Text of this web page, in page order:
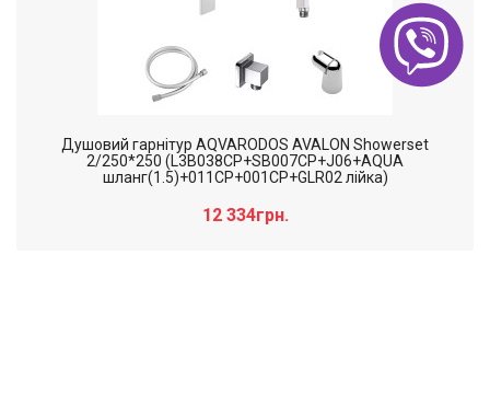
Душовий гарнітур AQVARODOS AVALON Showerset
2/250*250 (L3B038CP+SB007CP+J06+AQUA
шланг(1.5)+011CP+001CP+GLR02 лійка)
12 334грн.